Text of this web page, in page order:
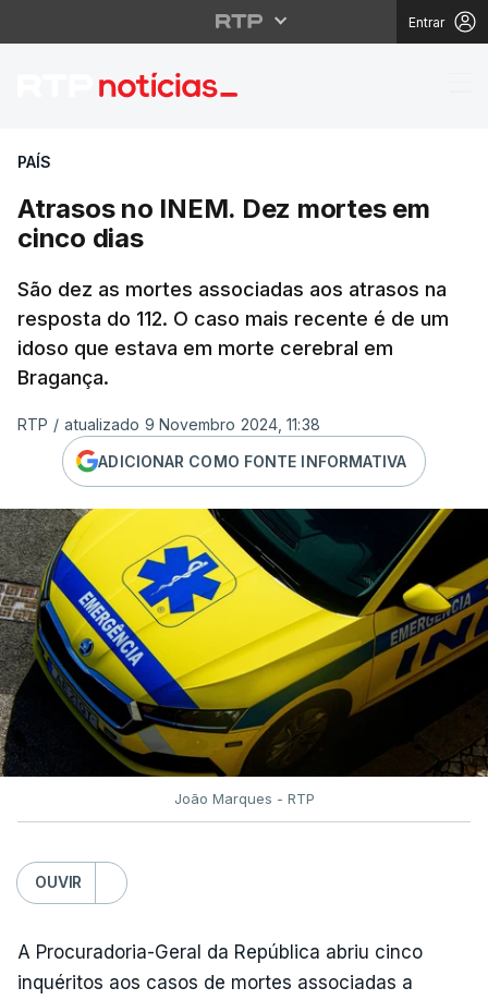
Entrar
Atrasos no INEM.
PAÍS
Atrasos no INEM. Dez mortes em
cinco dias
São dez as mortes associadas aos atrasos na
resposta do 112. O caso mais recente é de um
idoso que estava em morte cerebral em
Bragança.
RTP / atualizado 9 Novembro 2024, 11:38
ADICIONAR COMO FONTE INFORMATIVA
João Marques - RTP
OUVIR
A Procuradoria-Geral da República abriu cinco
inquéritos aos casos de mortes associadas a